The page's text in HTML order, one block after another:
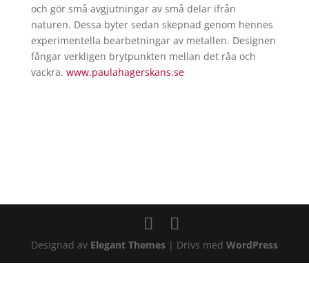
och gör små avgjutningar av små delar ifrån
naturen. Dessa byter sedan skepnad genom hennes
experimentella bearbetningar av metallen. Designen
fångar verkligen brytpunkten mellan det råa och
vackra. www.paulahagerskans.se
Designad av Elegant Themes| Drivs med WordPress